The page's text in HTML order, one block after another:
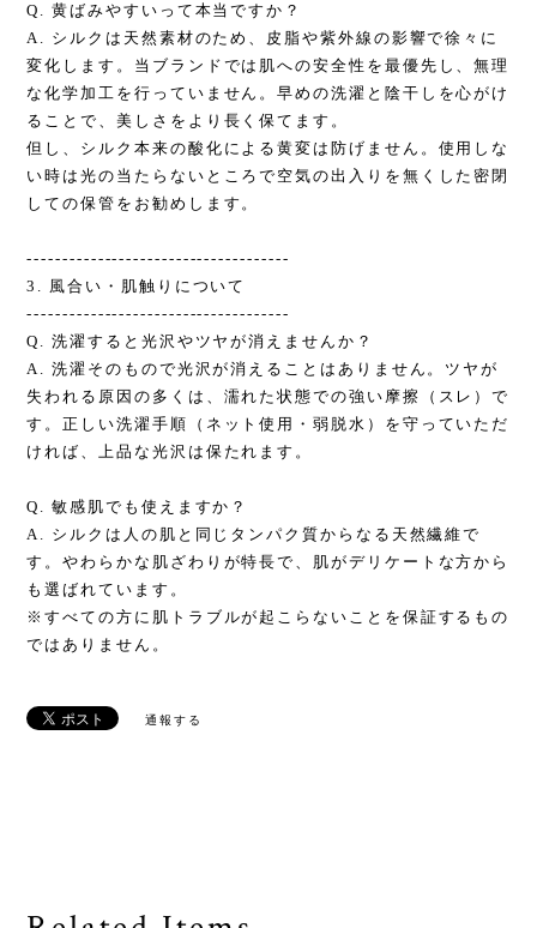
Q. 黄ばみやすいって本当ですか？
A. シルクは天然素材のため、皮脂や紫外線の影響で徐々に
変化します。当ブランドでは肌への安全性を最優先し、無理
な化学加工を行っていません。早めの洗濯と陰干しを心がけ
ることで、美しさをより長く保てます。
但し、シルク本来の酸化による黄変は防げません。使用しな
い時は光の当たらないところで空気の出入りを無くした密閉
しての保管をお勧めします。
-------------------------------------
3. 風合い・肌触りについて
-------------------------------------
Q. 洗濯すると光沢やツヤが消えませんか？
A. 洗濯そのもので光沢が消えることはありません。ツヤが
失われる原因の多くは、濡れた状態での強い摩擦（スレ）で
す。正しい洗濯手順（ネット使用・弱脱水）を守っていただ
ければ、上品な光沢は保たれます。
Q. 敏感肌でも使えますか？
A. シルクは人の肌と同じタンパク質からなる天然繊維で
す。やわらかな肌ざわりが特長で、肌がデリケートな方から
も選ばれています。
※すべての方に肌トラブルが起こらないことを保証するもの
ではありません。
通報する